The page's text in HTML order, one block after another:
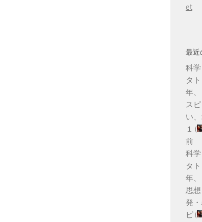
et
最近
科
タ
年
ス
い
１ (
前
科
タ
年
思
発
ピ (